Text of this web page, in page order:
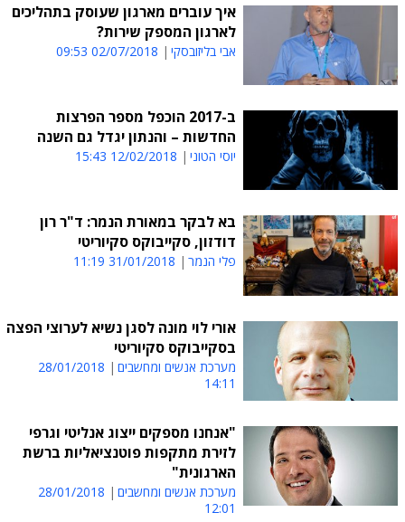
איך עוברים מארגון שעוסק בתהליכים
לארגון המספק שירות?
אבי בליזובסקי 02/07/2018 09:53
ב-2017 הוכפל מספר הפרצות
החדשות – והנתון יגדל גם השנה
יוסי הטוני 12/02/2018 15:43
בא לבקר במאורת הנמר: ד"ר רון
דודזון, סקייבוקס סקיוריטי
פלי הנמר 31/01/2018 11:19
אורי לוי מונה לסגן נשיא לערוצי הפצה
בסקייבוקס סקיוריטי
מערכת אנשים ומחשבים
28/01/2018
14:11
"אנחנו מספקים ייצוג אנליטי וגרפי
לזירת מתקפות פוטנציאליות ברשת
הארגונית"
מערכת אנשים ומחשבים
28/01/2018
12:01